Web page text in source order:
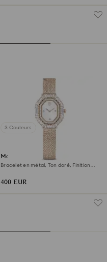
3 Couleurs
Montre Matrix octagon
Bracelet en métal, Ton doré, Finition
400 EUR